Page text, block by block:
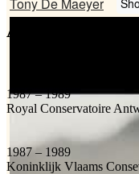
Ausbildung
1987 – 1989
Royal Conservatoire
1987 – 1989
Koninklijk Vlaams